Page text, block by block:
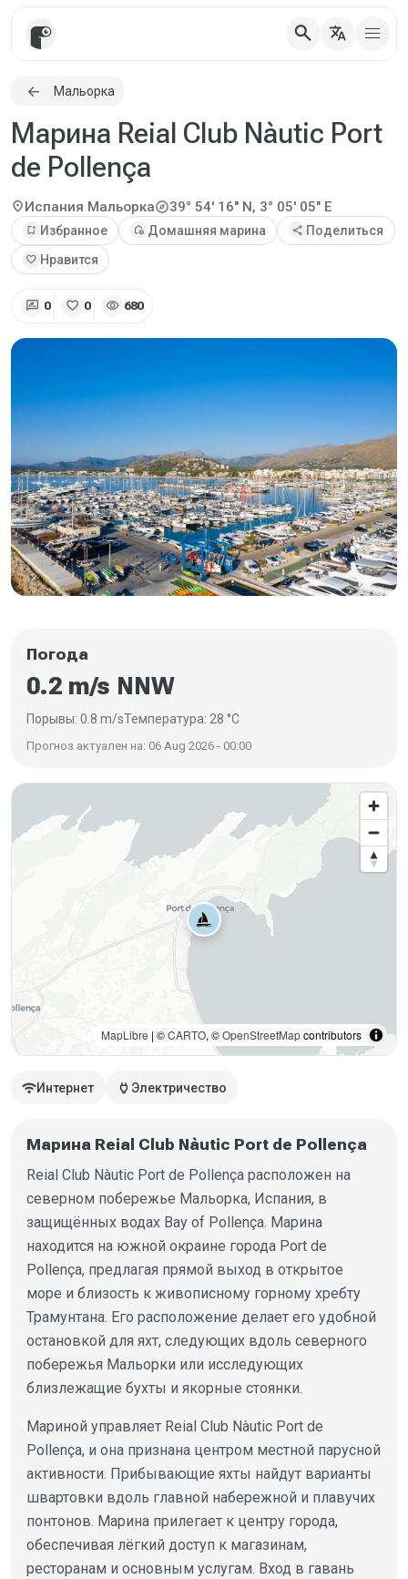
search translate
Мальорка
Марина Reial Club Nàutic Port
de Pollença
location_onИспания Мальоркаexplore39° 54' 16" N, 3° 05' 05" E
bookmark_add Избранное add_home Домашняя марина share Поделиться
favorite Нравится
rate_review 0 favorite 0 visibility 680
wifiИнтернет power Электричество
Марина Reial Club Nàutic Port de Pollença
Reial Club Nàutic Port de Pollença расположен на
северном побережье Мальорка, Испания, в
защищённых водах Bay of Pollença. Марина
находится на южной окраине города Port de
Pollença, предлагая прямой выход в открытое
море и близость к живописному горному хребту
Трамунтана. Его расположение делает его удобной
остановкой для яхт, следующих вдоль северного
побережья Мальорки или исследующих
близлежащие бухты и якорные стоянки.
Мариной управляет Reial Club Nàutic Port de
Pollença, и она признана центром местной парусной
активности. Прибывающие яхты найдут варианты
швартовки вдоль главной набережной и плавучих
понтонов. Марина прилегает к центру города,
обеспечивая лёгкий доступ к магазинам,
ресторанам и основным услугам. Вход в гавань
Погода
0.2 m/s NNW
Порывы: 0.8 m/sТемпература: 28 °C
Прогноз актуален на: 06 Aug 2026 - 00:00
MapLibre | ©CARTO, ©OpenStreetMapcontributors